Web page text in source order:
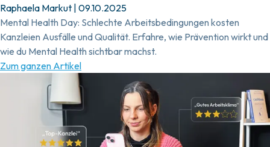
Raphaela Markut 09.10.2025
Mental Health Day: Schlechte Arbeitsbedingungen kosten
Kanzleien Ausfälle und Qualität. Erfahre, wie Prävention wirkt und
wie du Mental Health sichtbar machst.
Zum ganzen Artikel